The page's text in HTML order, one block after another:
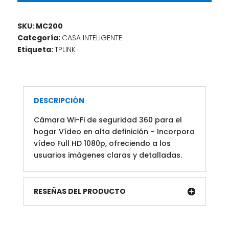
SKU: MC200
Categoría: CASA INTELIGENTE
Etiqueta:TPLINK
DESCRIPCIÓN
Cámara Wi-Fi de seguridad 360 para el
hogar Vídeo en alta definición – Incorpora
vídeo Full HD 1080p, ofreciendo a los
usuarios imágenes claras y detalladas.
RESEÑAS DEL PRODUCTO